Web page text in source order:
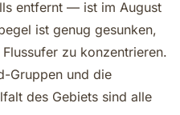
entfernt — ist im August
ist genug gesunken,
zu konzentrieren.
Gruppen und die
des Gebiets sind alle